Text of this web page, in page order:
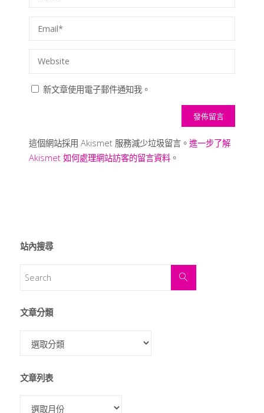
新文章使用電子郵件通知我。
這個網站採用 Akismet 服務減少垃圾留言。 進一步了解
Akismet 如何處理網站訪客的留言資料。
站內搜尋
文章分類
文章列表